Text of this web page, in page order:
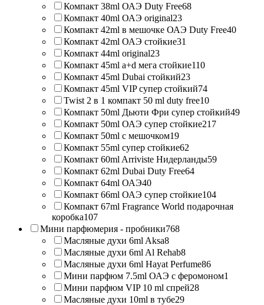
Компакт 38ml ОАЭ Duty Free68
Компакт 40ml ОАЭ original23
Компакт 42ml в мешочке ОАЭ Duty Free40
Компакт 42ml ОАЭ стойкие31
Компакт 44ml original23
Компакт 45ml a+d мега стойкие110
Компакт 45ml Dubai стойкий23
Компакт 45ml VIP супер стойкий74
Twist 2 в 1 компакт 50 ml duty free10
Компакт 50ml Дьюти Фри супер стойкий49
Компакт 50ml ОАЭ супер стойкие217
Компакт 50ml с мешочком19
Компакт 55ml супер стойкие62
Компакт 60ml Arriviste Нидерланды59
Компакт 62ml Dubai Duty Free64
Компакт 64ml ОАЭ40
Компакт 66ml ОАЭ супер стойкие104
Компакт 67ml Fragrance World подарочная
коробка107
Мини парфюмерия - пробники768
Масляные духи 6ml Aksa8
Масляные духи 6ml Al Rehab8
Масляные духи 6ml Hayat Perfume86
Мини парфюм 7.5ml ОАЭ с феромоном1
Мини парфюм VIP 10 ml спрей28
Масляные духи 10ml в тубе29